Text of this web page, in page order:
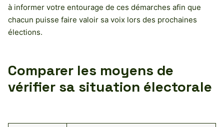
à informer votre entourage de ces démarches afin que
chacun puisse faire valoir sa voix lors des prochaines
élections.
Comparer les moyens de
vérifier sa situation électorale